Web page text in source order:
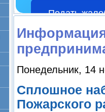
Подать
Информация
Понедельник, 14
Сплошное
Пожарского